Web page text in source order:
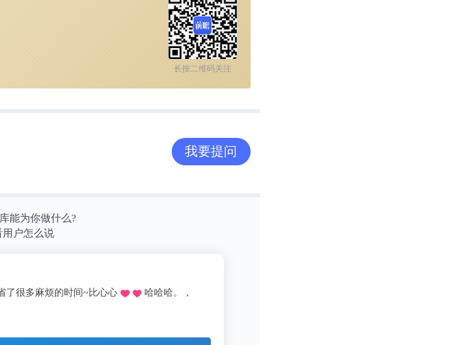
长按二维码关注
我要提问
能为你做什么?
用户怎么说
献写论文啦，再也不用早起去扒位23333